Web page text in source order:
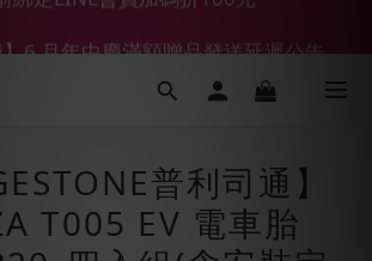
/金熊新客首購限定】優惠搭車金
普利司通】
T005 EV 電車胎